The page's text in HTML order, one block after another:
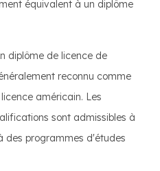
équivalent à un diplôme
diplôme de licence de
reconnu comme
américain. Les
sont admissibles à
des programmes d'études